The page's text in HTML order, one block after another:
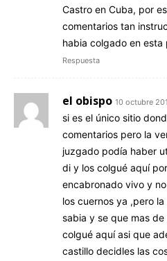
Castro en Cuba, por
comentarios tan
habia colgado en esta
Respuesta
el obispo 10 octubre
si es el único sitio
comentarios pero la
juzgado podía haber
di y los colgué aquí
encabronado vivo y
los cuernos ya ,pero
sabia y se que mas
colgué aquí asi que
castillo decidles las